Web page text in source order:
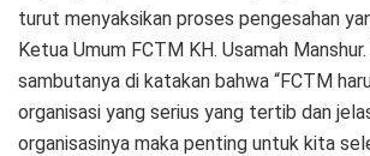
turut menyaksikan proses pengesahan
Ketua Umum FCTM KH. Usamah
sambutanya di katakan bahwa “FCTM
organisasi yang serius yang tertib dan
organisasinya maka penting untuk kita